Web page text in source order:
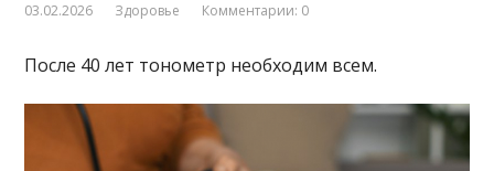
03.02.2026 Здоровье Комментарии: 0
После 40 лет тонометр необходим всем.